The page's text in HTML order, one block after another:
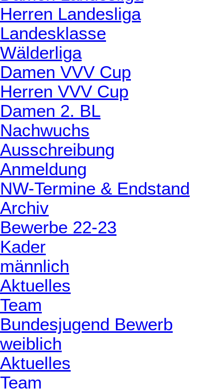
Herren Landesliga
Landesklasse
Wälderliga
Damen VVV Cup
Herren VVV Cup
Damen 2. BL
Nachwuchs
Ausschreibung
Anmeldung
NW-Termine & Endstand
Archiv
Bewerbe 22-23
Kader
männlich
Aktuelles
Team
Bundesjugend Bewerb
weiblich
Aktuelles
Team